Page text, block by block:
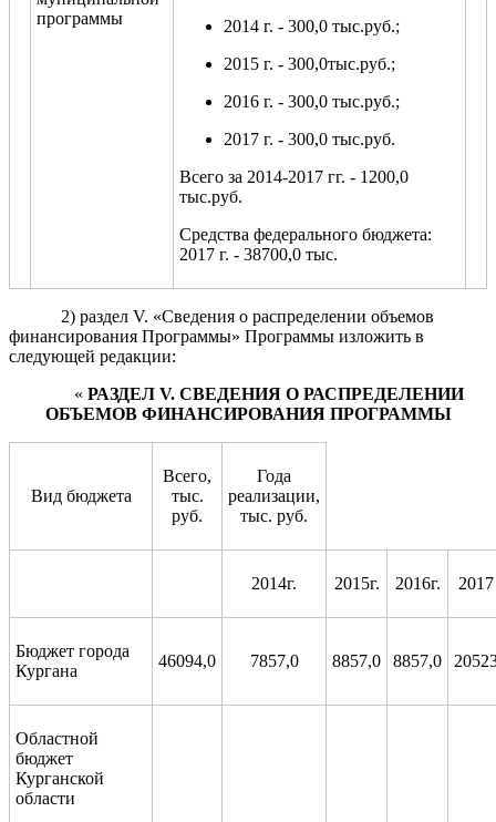
программы
2014 г. - 300,0 тыс.руб.;
2015 г. - 300,0тыс.руб.;
2016 г. - 300,0 тыс.руб.;
2017 г. - 300,0 тыс.руб.
Всего за 2014-2017 гг. - 1200,0
тыс.руб.
Средства федерального бюджета:
2017 г. - 38700,0 тыс.
2) раздел V. «Сведения о распределении объемов
финансирования Программы» Программы изложить в
следующей редакции:
« РАЗДЕЛ V. СВЕДЕНИЯ О РАСПРЕДЕЛЕНИИ
ОБЪЕМОВ ФИНАНСИРОВАНИЯ ПРОГРАММЫ
Вид бюджета
Всего,
тыс.
руб.
Года
реализации,
тыс. руб.
2014г. 2015г. 2016г. 2017
Бюджет города
Кургана
46094,0 7857,0 8857,0 8857,0
Областной
бюджет
Курганской
области